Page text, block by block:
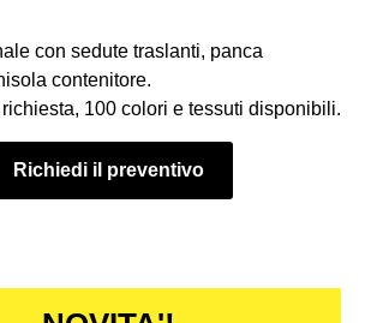
con sedute traslanti, panca
contenitore.
100 colori e tessuti disponibili.
Richiedi il preventivo